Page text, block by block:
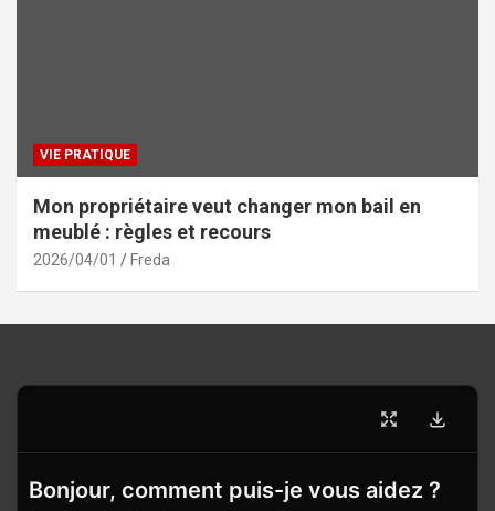
VIE PRATIQUE
Mon propriétaire veut changer mon bail en
meublé : règles et recours
2026/04/01 Freda
Bonjour, comment puis-je vous aidez ?